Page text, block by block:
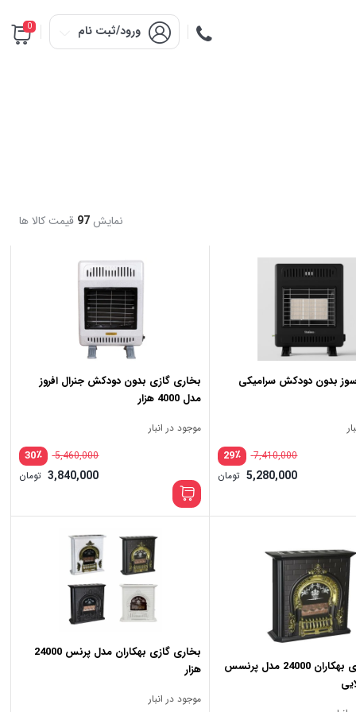
ورود/ثبت نام 0
نمایش 97 قیمت کالا ها
بدون دودکش سرامیکی
٪29 7,410,000
5,280,000 تومان
بخاری گازی بدون دودکش جنرال افروز
مدل 4000 هزار
موجود در انبار
٪30 5,460,000
3,840,000 تومان
بخاری گازی بهکاران 24000 مدل پرنسس
بخاری گازی بهکاران مدل پرنس 24000
هزار
موجود در انبار